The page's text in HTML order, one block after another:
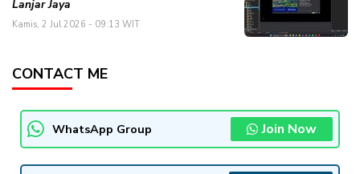
Lanjar Jaya
Kamis, 2 Jul 2026 - 09:13 WIT
CONTACT ME
WhatsApp Group Join Now